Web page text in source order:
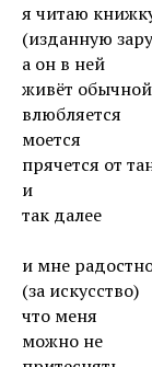
я читаю
(изданную
а он в ней
живёт
влюбляется
моется
прячется от
и
так далее
и мне
(за искусство)
что меня
можно не